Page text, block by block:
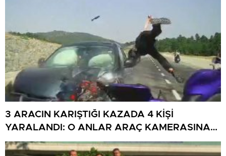
3 ARACIN KARIŞTIĞI KAZADA 4 KİŞİ
YARALANDI: O ANLAR ARAÇ KAMERASINA
YANSIDI